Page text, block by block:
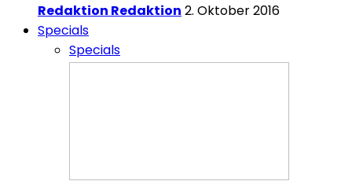
Redaktion Redaktion 2. Oktober 2016
Specials
Specials